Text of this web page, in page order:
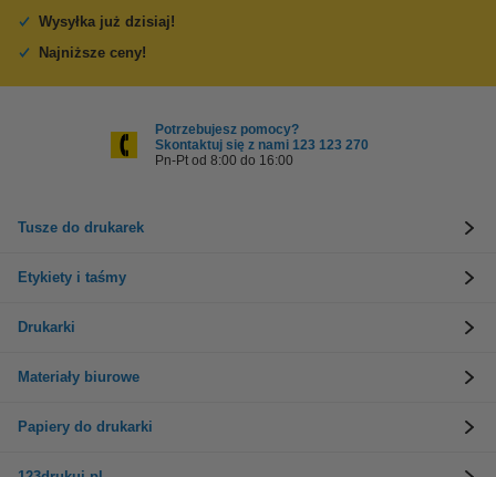
Wysyłka już dzisiaj!
Najniższe ceny!
Potrzebujesz pomocy?
Skontaktuj się z nami 123 123 270
Pn-Pt od 8:00 do 16:00
Tusze do drukarek
Etykiety i taśmy
Drukarki
Materiały biurowe
Papiery do drukarki